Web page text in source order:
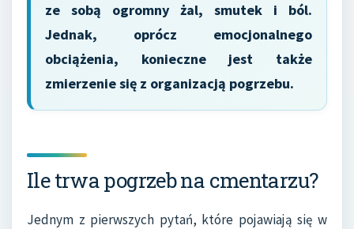
ze sobą ogromny żal, smutek i ból.
Jednak, oprócz emocjonalnego
obciążenia, konieczne jest także
zmierzenie się z organizacją pogrzebu.
Ile trwa pogrzeb na cmentarzu?
Jednym z pierwszych pytań, które pojawiają się w